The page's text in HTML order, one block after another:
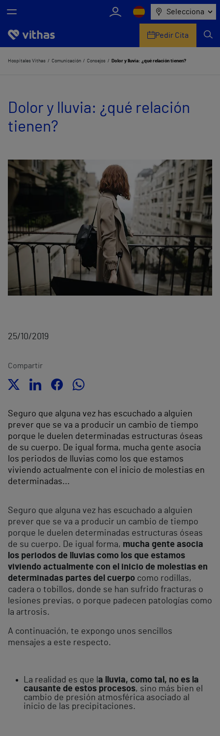
Selecciona
Nosotros
Servicios de salud
Equipo médico y asistencial
Comunicación
Pedir Cita
Hospitales Vithas Comunicación Consejos Dolor y lluvia: ¿qué relación tienen?
Dolor y lluvia: ¿qué relación
tienen?
25/10/2019
Compartir
Seguro que alguna vez has escuchado a alguien
prever que se va a producir un cambio de tiempo
porque le duelen determinadas estructuras óseas
de su cuerpo. De igual forma, mucha gente asocia
los periodos de lluvias como los que estamos
viviendo actualmente con el inicio de molestias en
determinadas...
Seguro que alguna vez has escuchado a alguien
prever que se va a producir un cambio de tiempo
porque le duelen determinadas estructuras óseas
de su cuerpo. De igual forma, mucha gente asocia
los periodos de lluvias como los que estamos
viviendo actualmente con el inicio de molestias en
determinadas partes del cuerpo como rodillas,
cadera o tobillos, donde se han sufrido fracturas o
lesiones previas, o porque padecen patologías como
la artrosis.
A continuación, te expongo unos sencillos
mensajes a este respecto.
La realidad es que l a lluvia, como tal, no es la
causante de estos procesos, sino más bien el
cambio de presión atmosférica asociado al
inicio de las precipitaciones.